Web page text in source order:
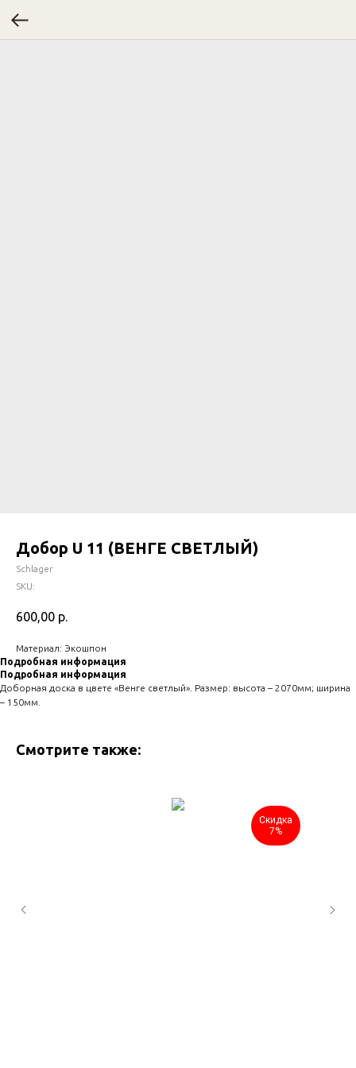
Добор U 11 (ВЕНГЕ СВЕТЛЫЙ)
Schlager
SKU:
600,00 р.
Материал: Экошпон
Подробная информация
Подробная информация
Доборная доска в цвете «Венге светлый». Размер: высота – 2070мм; ширина
– 150мм.
Смотрите также:
Скидка
7%